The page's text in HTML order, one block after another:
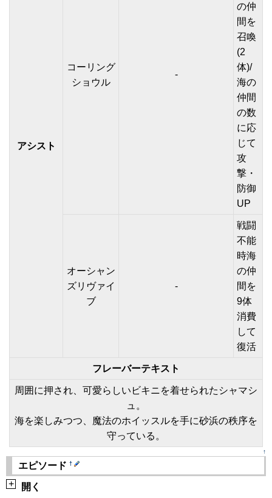
アシスト
コーリング
ショウル
-
の仲
間を
召喚
(2
体)/
海の
仲間
の数
に応
じて
攻
撃・
防御
UP
オーシャン
ズリヴァイ
ブ
-
戦闘
不能
時海
の仲
間を
9体
消費
して
復活
フレーバーテキスト
周囲に押され、可愛らしいビキニを着せられたシャマシ
ュ。
海を楽しみつつ、魔法のホイッスルを手に砂浜の秩序を
守っている。
↑
エピソード †
+ 開く